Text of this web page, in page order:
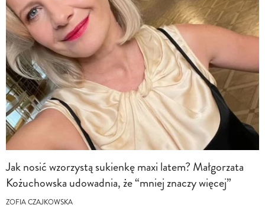
Jak nosić wzorzystą sukienkę maxi latem? Małgorzata
Kożuchowska udowadnia, że “mniej znaczy więcej”
ZOFIA CZAJKOWSKA